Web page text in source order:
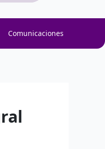
Comunicaciones